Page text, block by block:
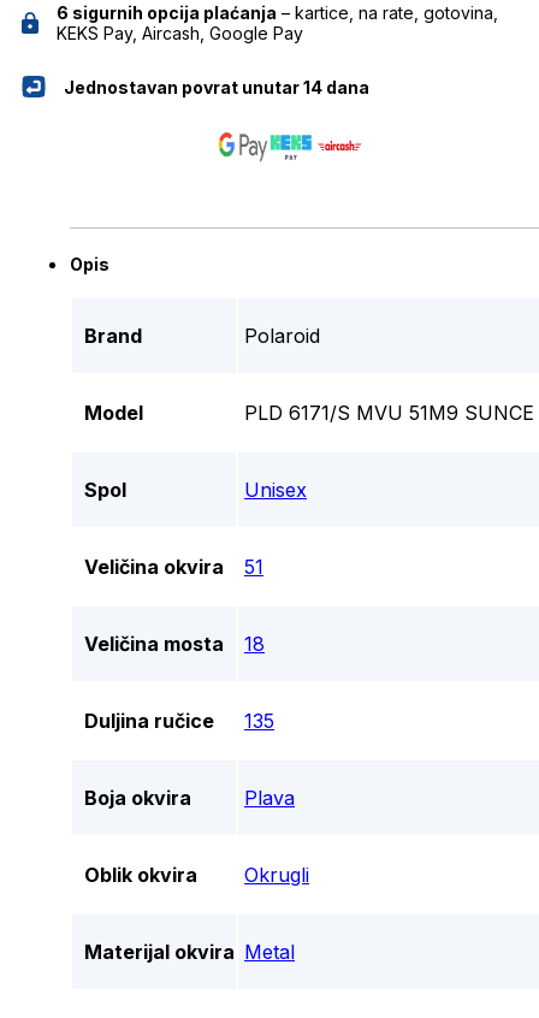
6 sigurnih opcija plaćanja – kartice, na rate, gotovina,
KEKS Pay, Aircash, Google Pay
Jednostavan povrat unutar 14 dana
Opis
Brand Polaroid
Model PLD 6171/S MVU 51M9
Spol Unisex
Veličina okvira 51
Veličina mosta 18
Duljina ručice 135
Boja okvira Plava
Oblik okvira Okrugli
Materijal okvira Metal